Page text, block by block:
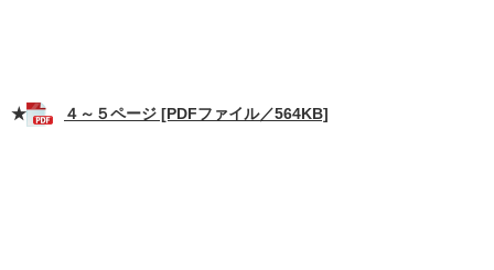
★ ４～５ページ [PDFファイル／564KB]